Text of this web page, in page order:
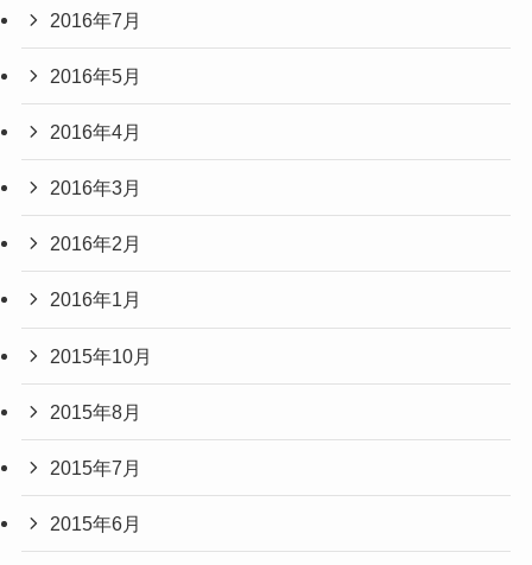
2016年7月
2016年5月
2016年4月
2016年3月
2016年2月
2016年1月
2015年10月
2015年8月
2015年7月
2015年6月